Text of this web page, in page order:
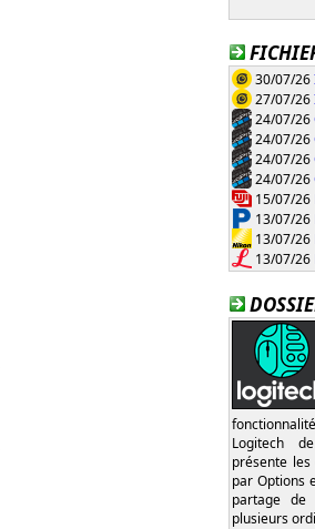
30/07/26
27/07/26
24/07/26
24/07/26
24/07/26
24/07/26
15/07/26
13/07/26
13/07/26
13/07/26
Logitech
présente
par Options
partage de
plusieurs